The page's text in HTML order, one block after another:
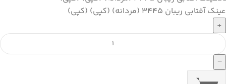
عینک آفتابی ریبان 3445 (مردانه) (کپی) (کپی)
+
−